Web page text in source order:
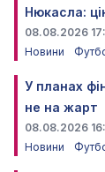
Нюкасла:
08.08.2026
Новини
У планах
не на жарт
08.08.2026
Новини